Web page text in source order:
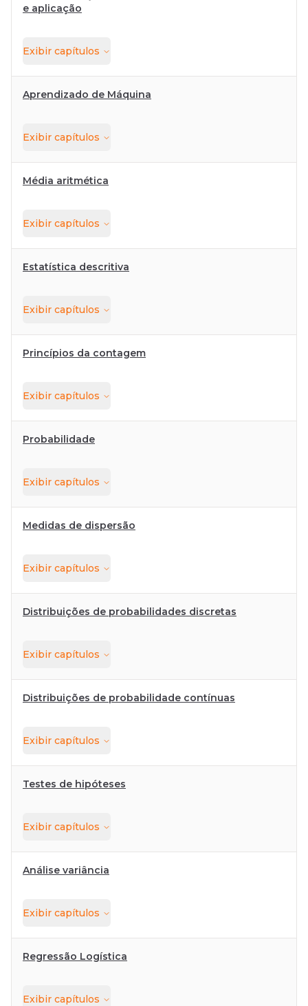
e aplicação
Exibir capítulos
Aprendizado de Máquina
Exibir capítulos
Média aritmética
Exibir capítulos
Estatística descritiva
Exibir capítulos
Princípios da contagem
Exibir capítulos
Probabilidade
Exibir capítulos
Medidas de dispersão
Exibir capítulos
Distribuições de probabilidades discretas
Exibir capítulos
Distribuições de probabilidade contínuas
Exibir capítulos
Testes de hipóteses
Exibir capítulos
Análise variância
Exibir capítulos
Regressão Logística
Exibir capítulos